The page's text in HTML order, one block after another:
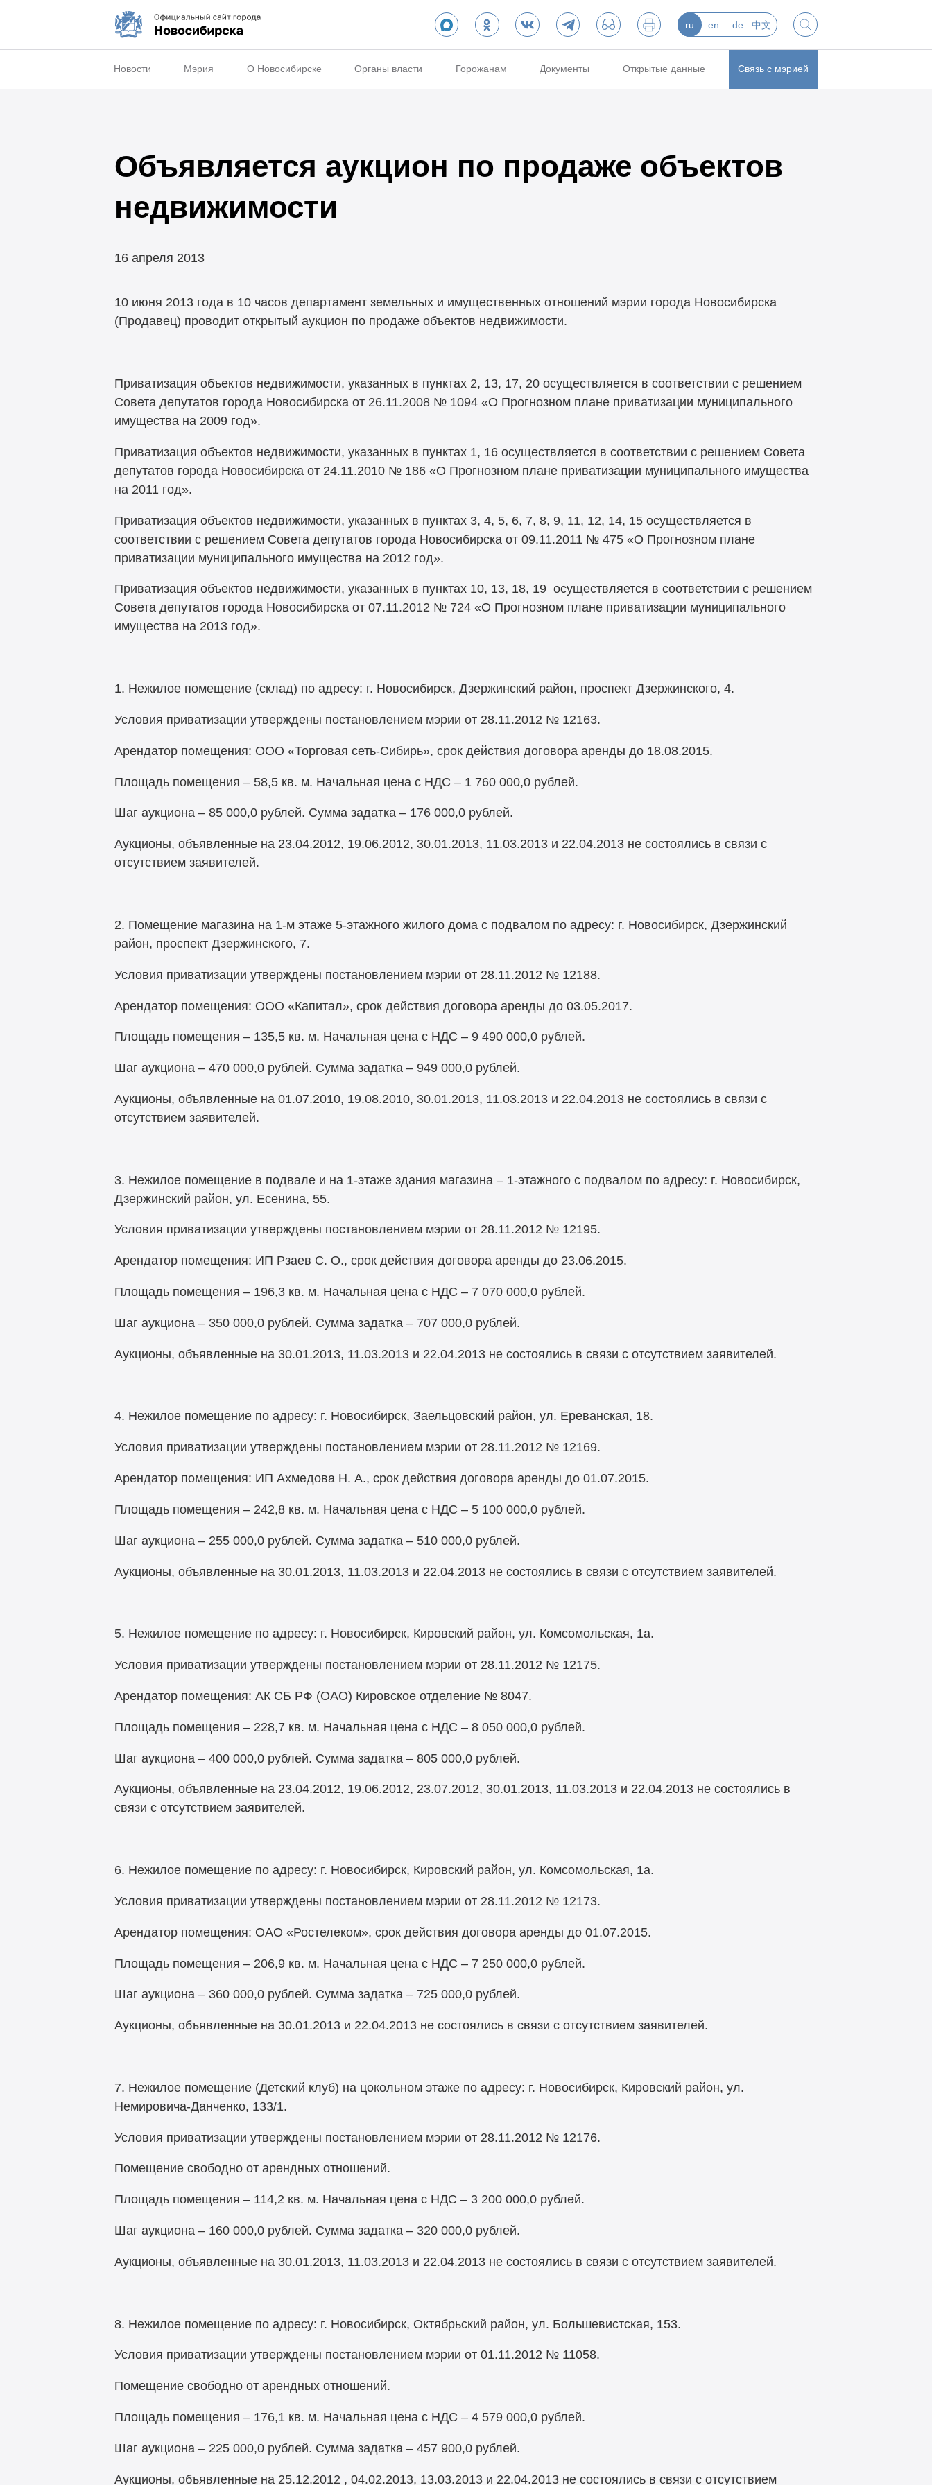
ru en de 中文
Новости Мэрия О Новосибирске Органы власти Горожанам Документы Открытые данные Связь с мэрией
Объявляется аукцион по продаже объектов
недвижимости
16 апреля 2013
10 июня 2013 года в 10 часов департамент земельных и имущественных отношений мэрии города Новосибирска
(Продавец) проводит открытый аукцион по продаже объектов недвижимости.
Приватизация объектов недвижимости, указанных в пунктах 2, 13, 17, 20 осуществляется в соответствии с решением
Совета депутатов города Новосибирска от 26.11.2008 № 1094 «О Прогнозном плане приватизации муниципального
имущества на 2009 год».
Приватизация объектов недвижимости, указанных в пунктах 1, 16 осуществляется в соответствии с решением Совета
депутатов города Новосибирска от 24.11.2010 № 186 «О Прогнозном плане приватизации муниципального имущества
на 2011 год».
Приватизация объектов недвижимости, указанных в пунктах 3, 4, 5, 6, 7, 8, 9, 11, 12, 14, 15 осуществляется в
соответствии с решением Совета депутатов города Новосибирска от 09.11.2011 № 475 «О Прогнозном плане
приватизации муниципального имущества на 2012 год».
Приватизация объектов недвижимости, указанных в пунктах 10, 13, 18, 19 осуществляется в соответствии с решением
Совета депутатов города Новосибирска от 07.11.2012 № 724 «О Прогнозном плане приватизации муниципального
имущества на 2013 год».
1. Нежилое помещение (склад) по адресу: г. Новосибирск, Дзержинский район, проспект Дзержинского, 4.
Условия приватизации утверждены постановлением мэрии от 28.11.2012 № 12163.
Арендатор помещения: ООО «Торговая сеть-Сибирь», срок действия договора аренды до 18.08.2015.
Площадь помещения – 58,5 кв. м. Начальная цена с НДС – 1 760 000,0 рублей.
Шаг аукциона – 85 000,0 рублей. Сумма задатка – 176 000,0 рублей.
Аукционы, объявленные на 23.04.2012, 19.06.2012, 30.01.2013, 11.03.2013 и 22.04.2013 не состоялись в связи с
отсутствием заявителей.
2. Помещение магазина на 1-м этаже 5-этажного жилого дома с подвалом по адресу: г. Новосибирск, Дзержинский
район, проспект Дзержинского, 7.
Условия приватизации утверждены постановлением мэрии от 28.11.2012 № 12188.
Арендатор помещения: ООО «Капитал», срок действия договора аренды до 03.05.2017.
Площадь помещения – 135,5 кв. м. Начальная цена с НДС – 9 490 000,0 рублей.
Шаг аукциона – 470 000,0 рублей. Сумма задатка – 949 000,0 рублей.
Аукционы, объявленные на 01.07.2010, 19.08.2010, 30.01.2013, 11.03.2013 и 22.04.2013 не состоялись в связи с
отсутствием заявителей.
3. Нежилое помещение в подвале и на 1-этаже здания магазина – 1-этажного с подвалом по адресу: г. Новосибирск,
Дзержинский район, ул. Есенина, 55.
Условия приватизации утверждены постановлением мэрии от 28.11.2012 № 12195.
Арендатор помещения: ИП Рзаев С. О., срок действия договора аренды до 23.06.2015.
Площадь помещения – 196,3 кв. м. Начальная цена с НДС – 7 070 000,0 рублей.
Шаг аукциона – 350 000,0 рублей. Сумма задатка – 707 000,0 рублей.
Аукционы, объявленные на 30.01.2013, 11.03.2013 и 22.04.2013 не состоялись в связи с отсутствием заявителей.
4. Нежилое помещение по адресу: г. Новосибирск, Заельцовский район, ул. Ереванская, 18.
Условия приватизации утверждены постановлением мэрии от 28.11.2012 № 12169.
Арендатор помещения: ИП Ахмедова Н. А., срок действия договора аренды до 01.07.2015.
Площадь помещения – 242,8 кв. м. Начальная цена с НДС – 5 100 000,0 рублей.
Шаг аукциона – 255 000,0 рублей. Сумма задатка – 510 000,0 рублей.
Аукционы, объявленные на 30.01.2013, 11.03.2013 и 22.04.2013 не состоялись в связи с отсутствием заявителей.
5. Нежилое помещение по адресу: г. Новосибирск, Кировский район, ул. Комсомольская, 1а.
Условия приватизации утверждены постановлением мэрии от 28.11.2012 № 12175.
Арендатор помещения: АК СБ РФ (ОАО) Кировское отделение № 8047.
Площадь помещения – 228,7 кв. м. Начальная цена с НДС – 8 050 000,0 рублей.
Шаг аукциона – 400 000,0 рублей. Сумма задатка – 805 000,0 рублей.
Аукционы, объявленные на 23.04.2012, 19.06.2012, 23.07.2012, 30.01.2013, 11.03.2013 и 22.04.2013 не состоялись в
связи с отсутствием заявителей.
6. Нежилое помещение по адресу: г. Новосибирск, Кировский район, ул. Комсомольская, 1а.
Условия приватизации утверждены постановлением мэрии от 28.11.2012 № 12173.
Арендатор помещения: ОАО «Ростелеком», срок действия договора аренды до 01.07.2015.
Площадь помещения – 206,9 кв. м. Начальная цена с НДС – 7 250 000,0 рублей.
Шаг аукциона – 360 000,0 рублей. Сумма задатка – 725 000,0 рублей.
Аукционы, объявленные на 30.01.2013 и 22.04.2013 не состоялись в связи с отсутствием заявителей.
7. Нежилое помещение (Детский клуб) на цокольном этаже по адресу: г. Новосибирск, Кировский район, ул.
Немировича-Данченко, 133/1.
Условия приватизации утверждены постановлением мэрии от 28.11.2012 № 12176.
Помещение свободно от арендных отношений.
Площадь помещения – 114,2 кв. м. Начальная цена с НДС – 3 200 000,0 рублей.
Шаг аукциона – 160 000,0 рублей. Сумма задатка – 320 000,0 рублей.
Аукционы, объявленные на 30.01.2013, 11.03.2013 и 22.04.2013 не состоялись в связи с отсутствием заявителей.
8. Нежилое помещение по адресу: г. Новосибирск, Октябрьский район, ул. Большевистская, 153.
Условия приватизации утверждены постановлением мэрии от 01.11.2012 № 11058.
Помещение свободно от арендных отношений.
Площадь помещения – 176,1 кв. м. Начальная цена с НДС – 4 579 000,0 рублей.
Шаг аукциона – 225 000,0 рублей. Сумма задатка – 457 900,0 рублей.
Аукционы, объявленные на 25.12.2012 , 04.02.2013, 13.03.2013 и 22.04.2013 не состоялись в связи с отсутствием